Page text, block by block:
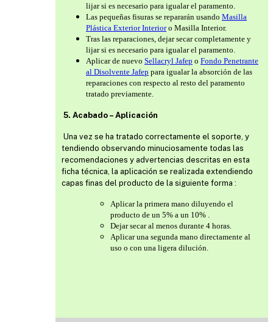
lijar si es necesario para igualar el paramento.
Las pequeñas fisuras se repararán usando Masilla
Plástica Exterior Interioro Masilla Interior.
Tras las reparaciones, dejar secar completamente y
lijar si es necesario para igualar el paramento.
Aplicar de nuevo Sellacryl Jafep o Fondo Penetrante
al Disolvente Jafep para igualar la absorción de las
reparaciones con respecto al resto del paramento
tratado previamente.
5. Acabado – Aplicación
Una vez se ha tratado correctamente el soporte, y
tendiendo observando minuciosamente todas las
recomendaciones y advertencias descritas en esta
ficha técnica, la aplicación se realizada extendiendo
capas finas del producto de la siguiente forma :
Aplicar la primera mano diluyendo el
producto de un 5% a un 10% .
Dejar secar al menos durante 4 horas.
Aplicar una segunda mano directamente al
uso o con una ligera dilución.